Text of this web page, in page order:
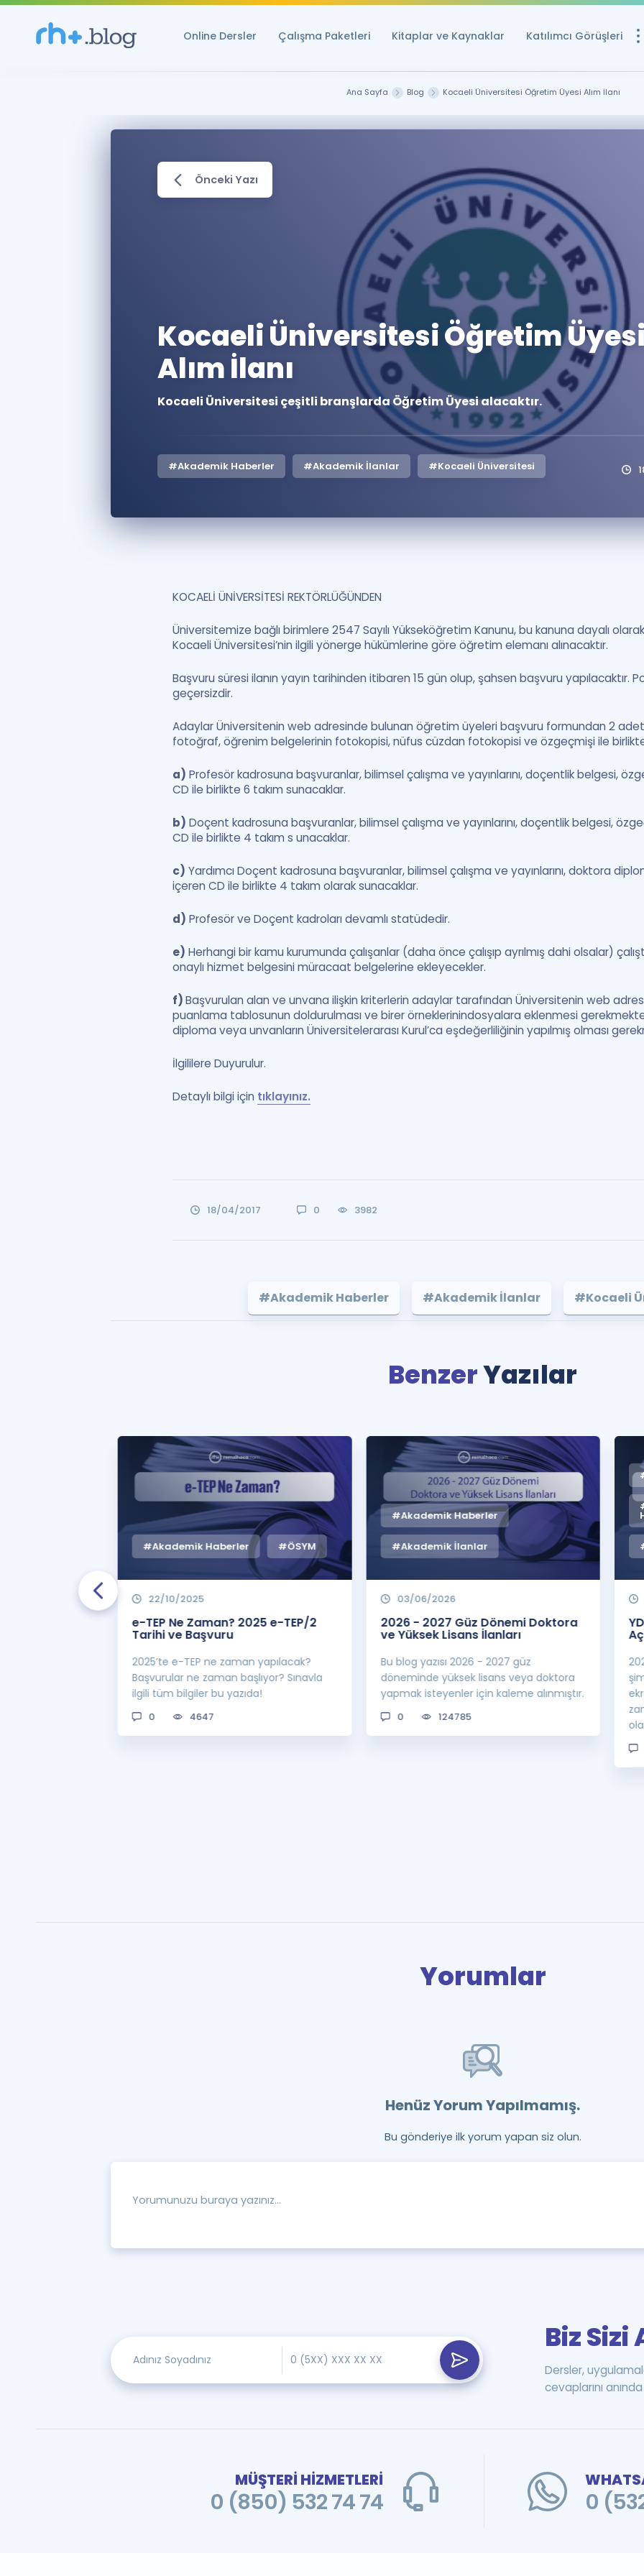
Online Dersler Çalışma Paketleri Kitaplar ve Kaynaklar Katılımcı Görüşleri
Ücretsiz
Puan
YDS ve YÖKDİL
Rehberlik Aracı
YDS ve
ÖSYM Sınav
Tüm ÖSYM
Kampanyalar
Eğitim ve
Blog
YDS - YÖKDİL
İngilizce Gramer
Ana Sayfa Blog Kocaeli Üniversitesi Öğretim Üyesi Alım İlanı
Önceki Yazı
Kocaeli Üniversitesi Öğretim Üyesi
Alım İlanı
Kocaeli Üniversitesi çeşitli branşlarda Öğretim Üyesi alacaktır.
#Akademik Haberler #Akademik İlanlar #Kocaeli Üniversitesi
KOCAELİ ÜNİVERSİTESİ REKTÖRLÜĞÜNDEN
Üniversitemize bağlı birimlere 2547 Sayılı Yükseköğretim Kanunu, bu kanuna dayalı
Kocaeli Üniversitesi’nin ilgili yönerge hükümlerine göre öğretim elemanı alınacaktır.
Başvuru süresi ilanın yayın tarihinden itibaren 15 gün olup, şahsen başvuru yapılacaktır.
geçersizdir.
Adaylar Üniversitenin web adresinde bulunan öğretim üyeleri başvuru formundan 2
fotoğraf, öğrenim belgelerinin fotokopisi, nüfus cüzdan fotokopisi ve özgeçmişi ile
a) Profesör kadrosuna başvuranlar, bilimsel çalışma ve yayınlarını, doçentlik belgesi,
CD ile birlikte 6 takım sunacaklar.
b) Doçent kadrosuna başvuranlar, bilimsel çalışma ve yayınlarını, doçentlik belgesi,
CD ile birlikte 4 takım s unacaklar.
c) Yardımcı Doçent kadrosuna başvuranlar, bilimsel çalışma ve yayınlarını, doktora
içeren CD ile birlikte 4 takım olarak sunacaklar.
d) Profesör ve Doçent kadroları devamlı statüdedir.
e) Herhangi bir kamu kurumunda çalışanlar (daha önce çalışıp ayrılmış dahi olsalar)
onaylı hizmet belgesini müracaat belgelerine ekleyecekler.
f)Başvurulan alan ve unvana ilişkin kriterlerin adaylar tarafından Üniversitenin web
puanlama tablosunun doldurulması ve birer örneklerinindosyalara eklenmesi
diploma veya unvanların Üniversitelerarası Kurul’ca eşdeğerliliğinin yapılmış olması
İlgililere Duyurulur.
Detaylı bilgi için tıklayınız.
18/04/2017 0 3982
#Akademik Haberler #Akademik İlanlar #Kocaeli
BenzerYazılar
#Akademik Haberler #ÖSYM
22/10/2025
e-TEP Ne Zaman? 2025 e-TEP/2
Tarihi ve Başvuru
2025’te e-TEP ne zaman yapılacak?
Başvurular ne zaman başlıyor? Sınavla
ilgili tüm bilgiler bu yazıda!
0 4647
#Akademik Haberler
#Akademik İlanlar
03/06/2026
2026 - 2027 Güz Dönemi Doktora
ve Yüksek Lisans İlanları
Bu blog yazısı 2026 - 2027 güz
döneminde yüksek lisans veya doktora
yapmak isteyenler için kaleme alınmıştır.
0 124785
Yorumlar
Henüz Yorum Yapılmamış.
Bu gönderiye ilk yorum yapan siz olun.
Biz Sizi
Dersler,
cevaplarını anında
MÜŞTERİ HİZMETLERİ
0 (850) 532 74 74 0